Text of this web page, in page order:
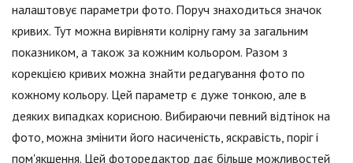
налаштовує параметри фото. Поруч знаходиться значок
кривих. Тут можна вирівняти колірну гаму за загальним
показником, а також за кожним кольором. Разом з
корекцією кривих можна знайти редагування фото по
кожному кольору. Цей параметр є дуже тонкою, але в
деяких випадках корисною. Вибираючи певний відтінок на
фото, можна змінити його насиченість, яскравість, поріг і
пом'якшення. Цей фоторедактор дає більше можливостей